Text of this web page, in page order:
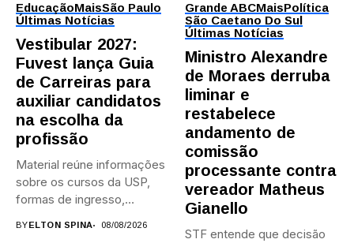
EducaçãoMaisSão Paulo
Últimas Notícias
Vestibular 2027:
Fuvest lança Guia
de Carreiras para
auxiliar candidatos
na escolha da
profissão
Material reúne informações
sobre os cursos da USP,
formas de ingresso,
BY ELTON SPINA 08/08/2026
Grande ABCMaisPolítica
São Caetano Do Sul
Últimas Notícias
Ministro Alexandre
de Moraes derruba
liminar e
restabelece
andamento de
comissão
processante contra
vereador Matheus
Gianello
STF entende que decisão